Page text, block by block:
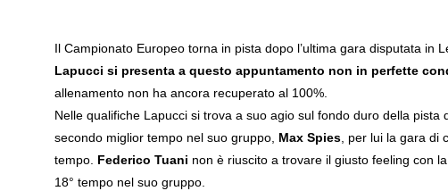
Il Campionato Europeo torna in pista dopo l’ultima gara disputata in
Lapucci si presenta a questo appuntamento non in perfette
allenamento non ha ancora recuperato al 100%.
Nelle qualifiche Lapucci si trova a suo agio sul fondo duro della pista
secondo miglior tempo nel suo gruppo, Max Spies, per lui la gara di
tempo. Federico Tuani non è riuscito a trovare il giusto feeling con
18° tempo nel suo gruppo.